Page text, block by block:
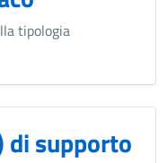
tipologia
di supporto